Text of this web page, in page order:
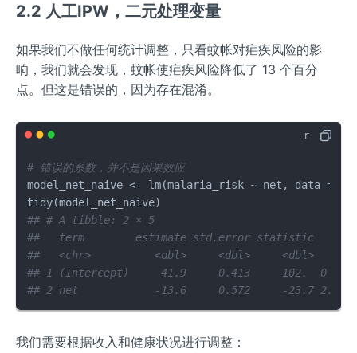
2.2 人工IPW，二元处理变量
如果我们不做任何统计调整，只看蚊帐对疟疾风险的影
响，我们就会发现，蚊帐使疟疾风险降低了 13 个百分
点。但这是错误的，因为存在混淆。
# 错误的系数，并不是因果效应
model_net_naive <- lm(malaria_risk ~ net , data =
tidy(model_net_naive)
## # A tibble: 2 × 5
##   term        estimate std.error statistic
##   <chr>          <dbl>     <dbl>     <dbl>
## 1 (Intercept)     41.9     0.413
## 2 net            -13.6     0.572     -23.7 2.90e-
我们需要根据收入和健康状况进行调整：